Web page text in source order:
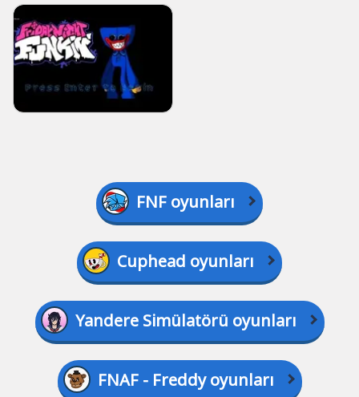
FNF oyunları
Cuphead oyunları
Yandere Simülatörü oyunları
FNAF - Freddy oyunları